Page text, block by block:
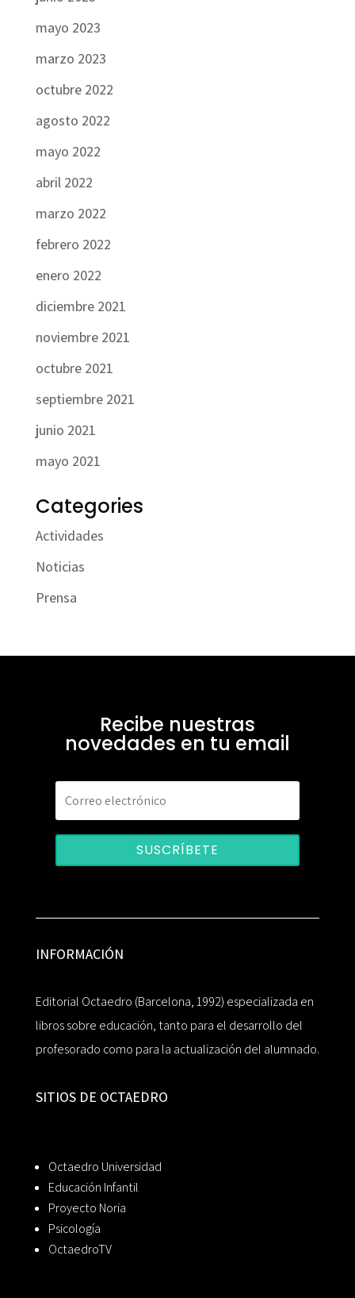
mayo 2023
marzo 2023
octubre 2022
agosto 2022
mayo 2022
abril 2022
marzo 2022
febrero 2022
enero 2022
diciembre 2021
noviembre 2021
octubre 2021
septiembre 2021
junio 2021
mayo 2021
Categories
Actividades
Noticias
Prensa
Recibe nuestras
novedades en tu email
SUSCRÍBETE
INFORMACIÓN
Editorial Octaedro (Barcelona, 1992) especializada en
libros sobre educación, tanto para el desarrollo del
profesorado como para la actualización del alumnado.
SITIOS DE OCTAEDRO
Octaedro Universidad
Educación Infantil
Proyecto Noria
Psicología
OctaedroTV